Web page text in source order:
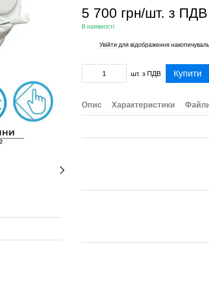
5 700 грн/шт. з ПДВ
В наявності
Увійти для відображення
шт. з ПДВ Купити
Опис Характеристики